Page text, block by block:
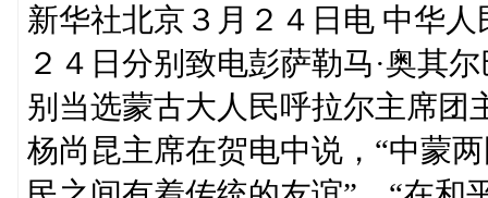
新华社北京３月２４日电 中华
２４日分别致电彭萨勒马·奥其
别当选蒙古大人民呼拉尔主席团
杨尚昆主席在贺电中说，“中蒙